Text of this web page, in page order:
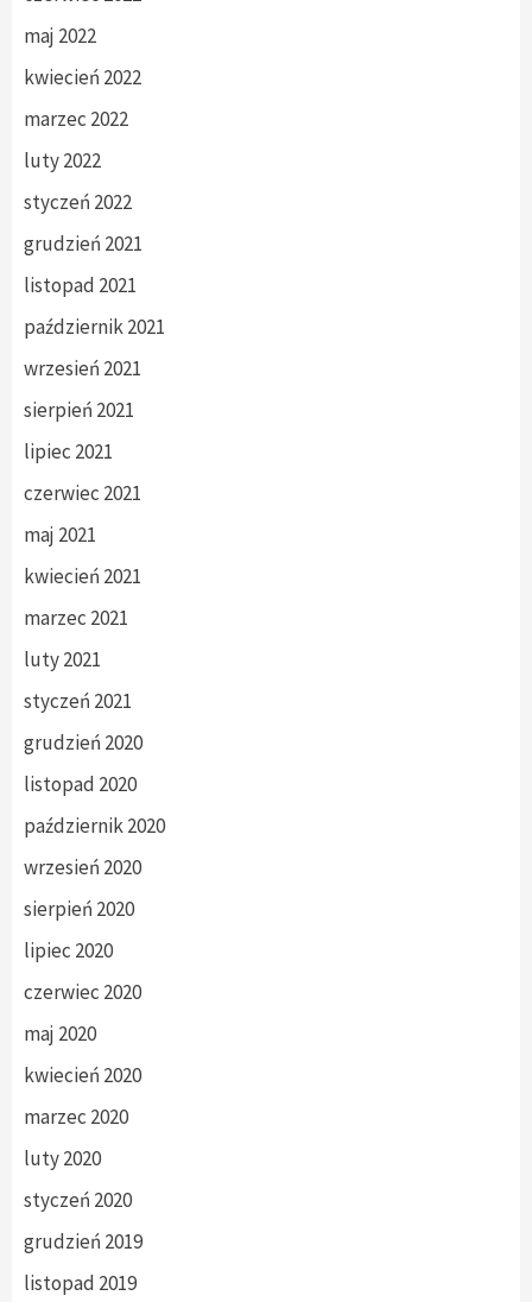
maj 2022
kwiecień 2022
marzec 2022
luty 2022
styczeń 2022
grudzień 2021
listopad 2021
październik 2021
wrzesień 2021
sierpień 2021
lipiec 2021
czerwiec 2021
maj 2021
kwiecień 2021
marzec 2021
luty 2021
styczeń 2021
grudzień 2020
listopad 2020
październik 2020
wrzesień 2020
sierpień 2020
lipiec 2020
czerwiec 2020
maj 2020
kwiecień 2020
marzec 2020
luty 2020
styczeń 2020
grudzień 2019
listopad 2019